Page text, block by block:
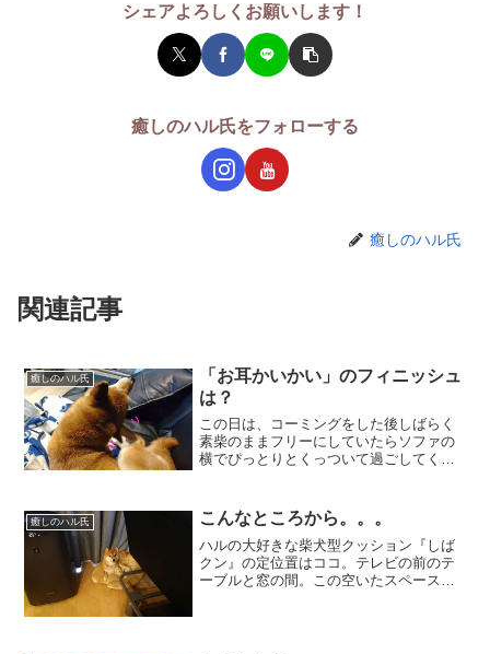
シェアよろしくお願いします！
癒しのハル氏をフォローする
癒しのハル氏
関連記事
癒しのハル氏
「お耳かいかい」のフィニッシュ
は？
この日は、コーミングをした後しばらく
素柴のままフリーにしていたらソファの
横でぴっとりとくっついて過ごしてくれ
たかと思うと。。 おっ！こ、これ
は！「お耳かいかい」のポー...
癒しのハル氏 こんなところから。。。
ハルの大好きな柴犬型クッション『しば
クン』の定位置はココ。テレビの前のテ
ーブルと窓の間。この空いたスペースが